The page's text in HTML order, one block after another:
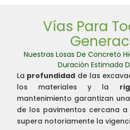
Vías Para
Nuestras Losas De Concreto
Duración Estimada
La profundidad de las
los materiales y la
mantenimiento garantizan una
de los pavimentos cercana a
supera notoriamente la